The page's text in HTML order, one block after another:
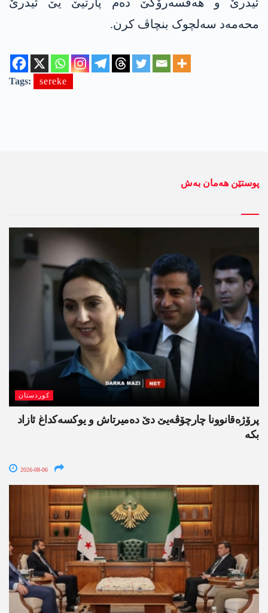
ئیدرێ و ھەڤسەرۆکێ دەم پارتیێ یێ ئیدرێ
محەمەد سەلچوک بنچاڤ کرن.
Tags: sereke
پوستێن ھەمان بەش
کوردستان
پرۆژەقانوونا چارچۆڤەیێ دێ دەمیرتاش و یوکسەکداغ ئازاد
بکە
2026-08-06